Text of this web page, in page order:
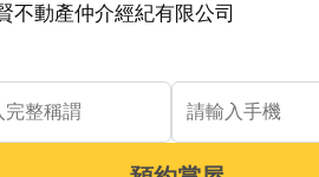
不動產仲介經紀有限公司